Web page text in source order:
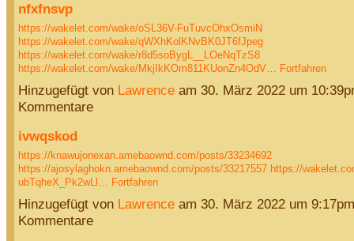
nfxfnsvp
https://wakelet.com/wake/oSL36V-FuTuvcOhxOsmiN
https://wakelet.com/wake/qWXhKolKNvBK0JT6fJpeg
https://wakelet.com/wake/r8d5soBygL__LOeNqTzS8
https://wakelet.com/wake/MkjIkKOm811KUonZn4OdV… Fortfahren
Hinzugefügt von Lawrenceam 30. März 2022 um
Kommentare
ivwqskod
https://knawujonexan.amebaownd.com/posts/33234692
https://ajosylaghokn.amebaownd.com/posts/33217557 https://
ubTqheX_Pk2wLl… Fortfahren
Hinzugefügt von Lawrenceam 30. März 2022 um
Kommentare